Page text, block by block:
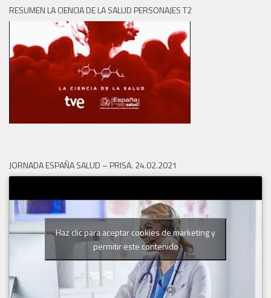
RESUMEN LA CIENCIA DE LA SALUD PERSONAJES T2
JORNADA ESPAÑA SALUD – PRISA. 24.02.2021
Haz clic para aceptar cookies de marketing y
permitir este contenido